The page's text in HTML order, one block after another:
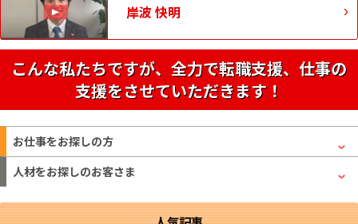
岸波 快明
こんな私たちですが、全力で転職支援、仕事の
支援をさせていただきます！
お仕事をお探しの方
人材をお探しのお客さま